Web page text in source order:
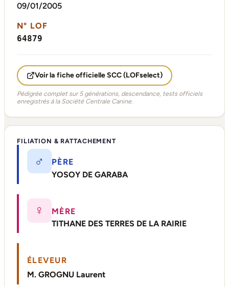
09/01/2005
N° LOF
64879
Voir la fiche officielle SCC (LOFselect)
Pédigrée complet sur 5 générations, descendance, tests officiels
enregistrés à la Société Centrale Canine.
FILIATION & RATTACHEMENT
♂
PÈRE
YOSOY DE GARABA
♀
MÈRE
TITHANE DES TERRES DE LA RAIRIE
ÉLEVEUR
M. GROGNU Laurent